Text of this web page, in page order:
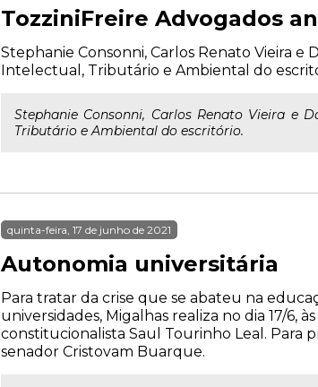
TozziniFreire Advogados
Stephanie Consonni, Carlos Renato Vieira
Intelectual, Tributário e Ambiental do
Stephanie Consonni, Carlos Renato Vieira e
Tributário e Ambiental do escritório.
quinta-feira, 17 de junho de 2021
Autonomia universitária
Para tratar da crise que se abateu na
universidades, Migalhas realiza no dia 17/6,
constitucionalista Saul Tourinho Leal. Para
senador Cristovam Buarque.